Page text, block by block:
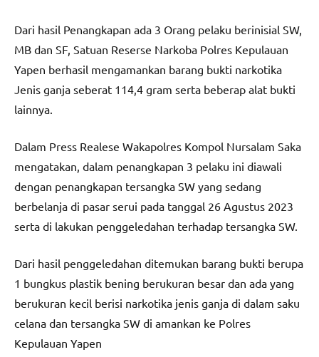
Dari hasil Penangkapan ada 3 Orang pelaku berinisial SW,
MB dan SF, Satuan Reserse Narkoba Polres Kepulauan
Yapen berhasil mengamankan barang bukti narkotika
Jenis ganja seberat 114,4 gram serta beberap alat bukti
lainnya.
Dalam Press Realese Wakapolres Kompol Nursalam Saka
mengatakan, dalam penangkapan 3 pelaku ini diawali
dengan penangkapan tersangka SW yang sedang
berbelanja di pasar serui pada tanggal 26 Agustus 2023
serta di lakukan penggeledahan terhadap tersangka SW.
Dari hasil penggeledahan ditemukan barang bukti berupa
1 bungkus plastik bening berukuran besar dan ada yang
berukuran kecil berisi narkotika jenis ganja di dalam saku
celana dan tersangka SW di amankan ke Polres
Kepulauan Yapen